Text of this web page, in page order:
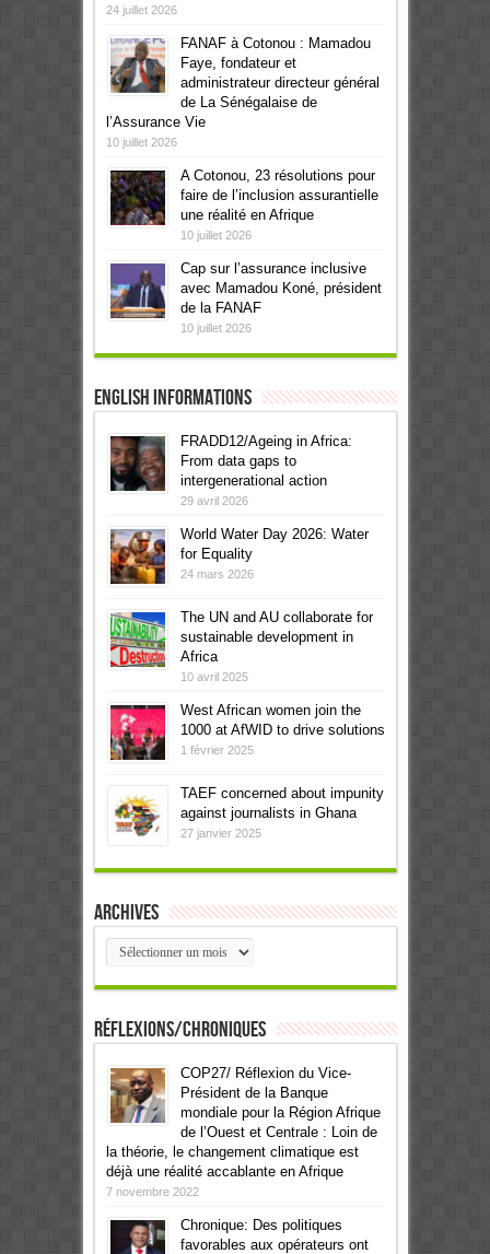
24 juillet 2026
FANAF à Cotonou : Mamadou
Faye, fondateur et
administrateur directeur général
de La Sénégalaise de
l’Assurance Vie
10 juillet 2026
A Cotonou, 23 résolutions pour
faire de l’inclusion assurantielle
une réalité en Afrique
10 juillet 2026
Cap sur l’assurance inclusive
avec Mamadou Koné, président
de la FANAF
10 juillet 2026
English informations
FRADD12/Ageing in Africa:
From data gaps to
intergenerational action
29 avril 2026
World Water Day 2026: Water
for Equality
24 mars 2026
The UN and AU collaborate for
sustainable development in
Africa
10 avril 2025
West African women join the
1000 at AfWID to drive solutions
1 février 2025
TAEF concerned about impunity
against journalists in Ghana
27 janvier 2025
Archives
Archives
Réflexions/Chroniques
COP27/ Réflexion du Vice-
Président de la Banque
mondiale pour la Région Afrique
de l’Ouest et Centrale : Loin de
la théorie, le changement climatique est
déjà une réalité accablante en Afrique
7 novembre 2022
Chronique: Des politiques
favorables aux opérateurs ont